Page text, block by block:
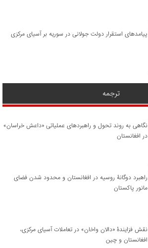
پیامدهای استقرار دولت جولانی در سوریه بر آسیای مرکزی
ترجمه
نگاهی به روند تحول و راهبردهای عملیاتی «داعش خراسان»
در افغانستان
راهبرد دوگانۀ روسیه در افغانستان و محدود شدن فضای
مانور پاکستان
نقش فزایندۀ «دالان واخان» در تعاملات آسیای مرکزی،
افغانستان و چین